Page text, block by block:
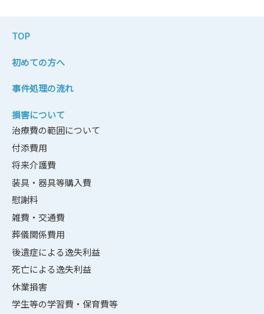
TOP
初めての方へ
事件処理の流れ
損害について
治療費の範囲について
付添費用
将来介護費
装具・器具等購入費
慰謝料
雑費・交通費
葬儀関係費用
後遺症による逸失利益
死亡による逸失利益
休業損害
学生等の学習費・保育費等